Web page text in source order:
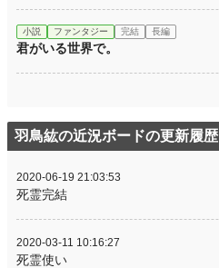
小説 ファンタジー 完結 長編
君がいる世界で。
羽鳥紘の近況ボードの更新履歴
2020-06-19 21:03:53
死霊完結
2020-03-11 10:16:27
死霊使い